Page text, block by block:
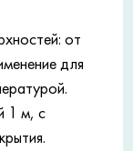
от
для
1 м, с